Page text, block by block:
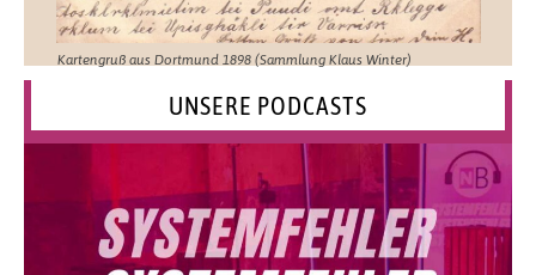
Kartengruß aus Dortmund 1898 (Sammlung Klaus Winter)
UNSERE PODCASTS